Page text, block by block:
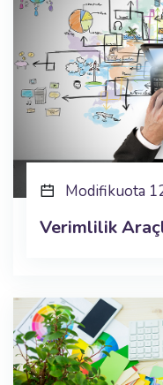
Modifikuota
Verimlilik